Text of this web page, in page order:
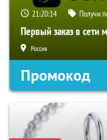
21:20:13 Получи
Первый заказ в сети
Россия
Промокод